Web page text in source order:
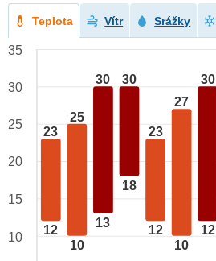
Teplota Vítr Srážky
23
12
25
10
30
13
30
18
23
12
27
10
30
12
35
30
25
20
15
10